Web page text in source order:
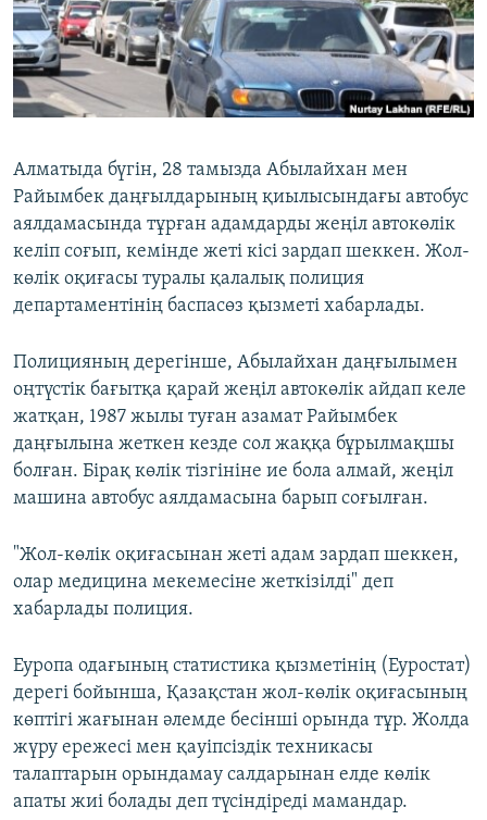
ЖАЗЫЛЫҢЫЗ
Алматыда бүгін, 28 тамызда Абылайхан мен
Райымбек даңғылдарының қиылысындағы автобус
аялдамасында тұрған адамдарды жеңіл автокөлік
келіп соғып, кемінде жеті кісі зардап шеккен. Жол-
көлік оқиғасы туралы қалалық полиция
департаментінің баспасөз қызметі хабарлады.
Полицияның дерегінше, Абылайхан даңғылымен
оңтүстік бағытқа қарай жеңіл автокөлік айдап келе
жатқан, 1987 жылы туған азамат Райымбек
даңғылына жеткен кезде сол жаққа бұрылмақшы
болған. Бірақ көлік тізгініне ие бола алмай, жеңіл
машина автобус аялдамасына барып соғылған.
"Жол-көлік оқиғасынан жеті адам зардап шеккен,
олар медицина мекемесіне жеткізілді" деп
хабарлады полиция.
Еуропа одағының статистика қызметінің (Еуростат)
дерегі бойынша, Қазақстан жол-көлік оқиғасының
көптігі жағынан әлемде бесінші орында тұр. Жолда
жүру ережесі мен қауіпсіздік техникасы
талаптарын орындамау салдарынан елде көлік
апаты жиі болады деп түсіндіреді мамандар.